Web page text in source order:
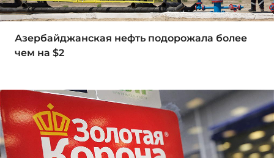
Азербайджанская нефть подорожала более
чем на $2